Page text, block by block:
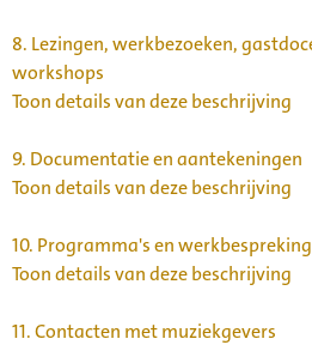
8. Lezingen, werkbezoeken,
workshops
Toon details van deze beschrijving
9. Documentatie en aantekeningen
Toon details van deze beschrijving
10. Programma's en
Toon details van deze beschrijving
11.Contacten met muziekgevers